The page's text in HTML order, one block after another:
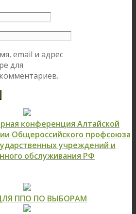
email и адрес
для
конференция Алтайской
Общероссийского профсоюза
учреждений и
обслуживания РФ
ППО ПО ВЫБОРАМ